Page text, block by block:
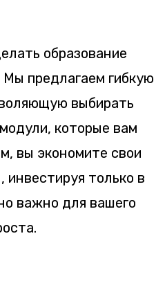
образование
предлагаем гибкую
выбирать
которые вам
вы экономите свои
только в
важно для вашего